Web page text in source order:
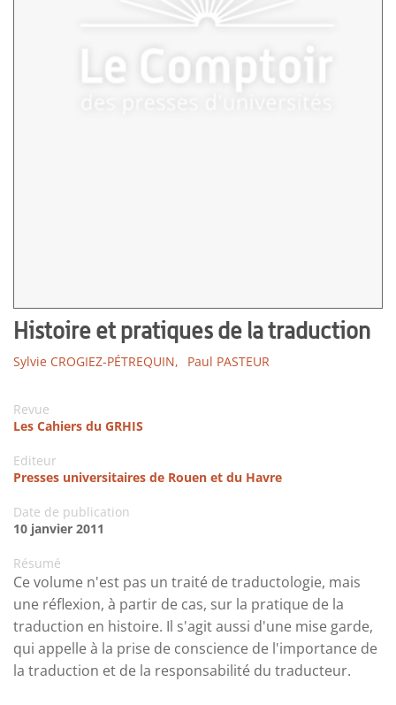
Histoire et pratiques de la traduction
Sylvie CROGIEZ-PÉTREQUIN, Paul PASTEUR
Revue
Les Cahiers du GRHIS
Editeur
Presses universitaires de Rouen et du Havre
Date de publication
10 janvier 2011
Résumé
Ce volume n'est pas un traité de traductologie, mais
une réflexion, à partir de cas, sur la pratique de la
traduction en histoire. Il s'agit aussi d'une mise garde,
qui appelle à la prise de conscience de l'importance de
la traduction et de la responsabilité du traducteur.